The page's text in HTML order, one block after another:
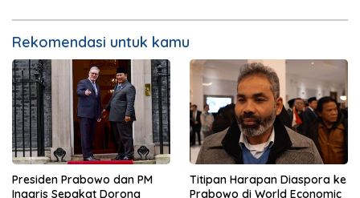
Rekomendasi untuk kamu
Presiden Prabowo dan PM
Inggris Sepakat Dorong
Titipan Harapan Diaspora ke
Prabowo di World Economic